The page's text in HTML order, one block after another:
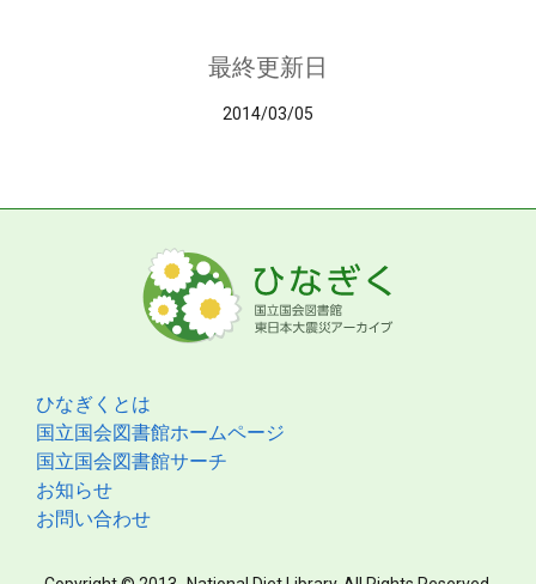
最終更新日
2014/03/05
ひなぎくとは
国立国会図書館ホームページ
国立国会図書館サーチ
お知らせ
お問い合わせ